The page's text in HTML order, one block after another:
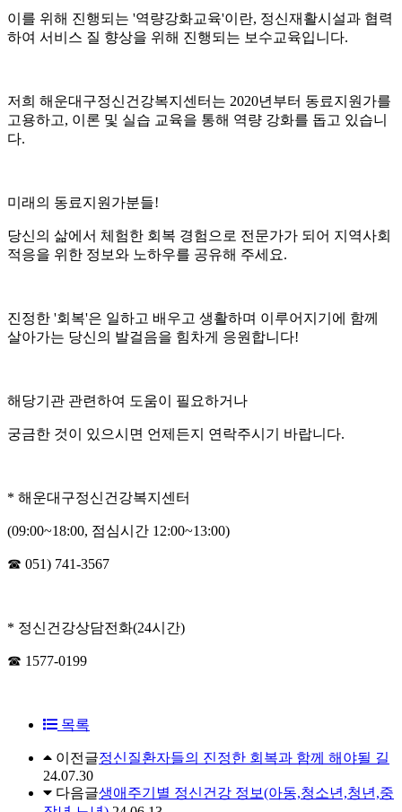
이를 위해 진행되는 '역량강화교육'이란, 정신재활시설과 협력
하여 서비스 질 향상을 위해 진행되는 보수교육입니다.
저희 해운대구정신건강복지센터는 2020년부터 동료지원가를
고용하고, 이론 및 실습 교육을 통해 역량 강화를 돕고 있습니
다.
미래의 동료지원가분들!
당신의 삶에서 체험한 회복 경험으로 전문가가 되어 지역사회
적응을 위한 정보와 노하우를 공유해 주세요.
진정한 '회복'은 일하고 배우고 생활하며 이루어지기에 함께
살아가는 당신의 발걸음을 힘차게 응원합니다!
해당기관 관련하여 도움이 필요하거나
궁금한 것이 있으시면 언제든지 연락주시기 바랍니다.
* 해운대구정신건강복지센터
(09:00~18:00, 점심시간 12:00~13:00)
☎ 051) 741-3567
* 정신건강상담전화(24시간)
☎ 1577-0199
목록
이전글정신질환자들의 진정한 회복과 함께 해야될 길
24.07.30
다음글생애주기별 정신건강 정보(아동,청소년,청년,중